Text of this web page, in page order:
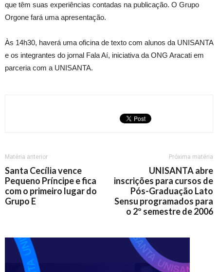
que têm suas experiências contadas na publicação. O Grupo
Orgone fará uma apresentação.
Às 14h30, haverá uma oficina de texto com alunos da UNISANTA
e os integrantes do jornal Fala Aí, iniciativa da ONG Aracati em
parceria com a UNISANTA.
Matéria anterior
Santa Cecília vence
Pequeno Príncipe e fica
com o primeiro lugar do
Grupo E
Próxima matéria
UNISANTA abre
inscrições para cursos de
Pós-Graduação Lato
Sensu programados para
o 2º semestre de 2006